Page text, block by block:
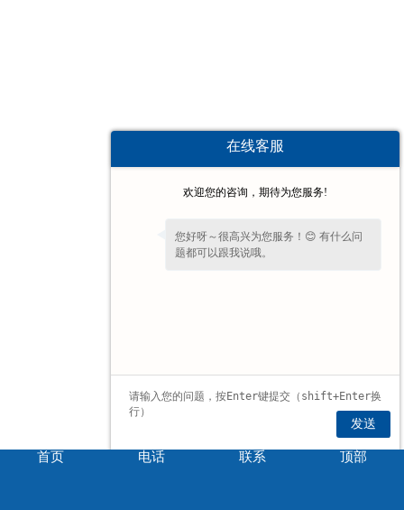
首页 电话 联系 顶部
在线客服
欢迎您的咨询，期待为您服务!
您好呀～很高兴为您服务！😊 有什么问
题都可以跟我说哦。
发送